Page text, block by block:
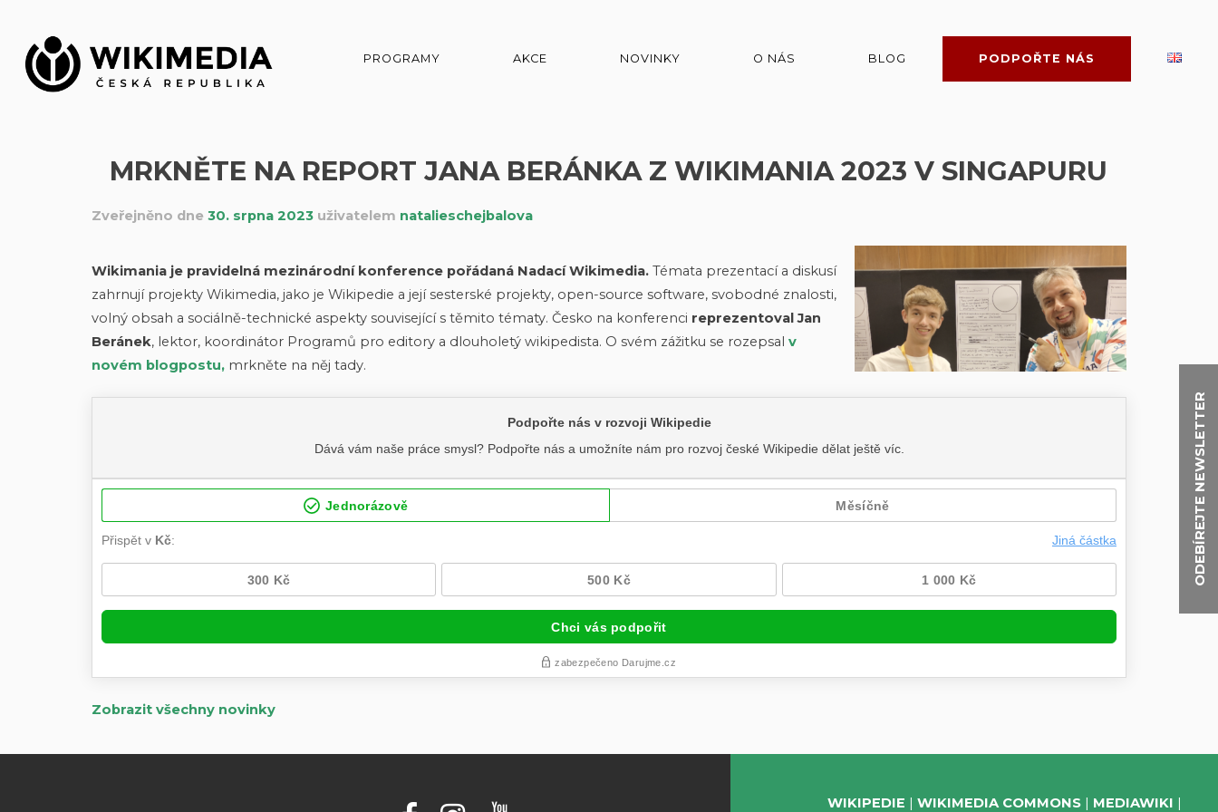
ODEBÍREJTE NEWSLETTER
obsah
PROGRAMY AKCE NOVINKY O NÁS BLOG PODPOŘTE NÁS
MRKNĚTE NA REPORT JANA BERÁNKA Z WIKIMANIA 2023 V SINGAPURU
Zveřejněno dne 30. srpna 2023uživatelem natalieschejbalova
Wikimania je pravidelná mezinárodní konference pořádaná Nadací Wikimedia. Témata prezentací a diskusí
zahrnují projekty Wikimedia, jako je Wikipedie a její sesterské projekty, open-source software, svobodné znalosti,
volný obsah a sociálně-technické aspekty související s těmito tématy. Česko na konferenci reprezentoval Jan
Beránek, lektor, koordinátor Programů pro editory a dlouholetý wikipedista. O svém zážitku se rozepsal v
novém blogpostu, mrkněte na něj tady.
Zobrazit všechny novinky
WIKIPEDIE WIKIMEDIA COMMONS MEDIAWIKI